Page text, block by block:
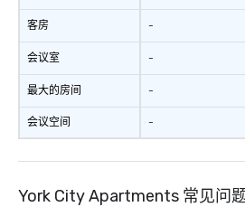
客房
会议室
最大的房间
会议空间
-
-
-
-
York City Apartments 常见问